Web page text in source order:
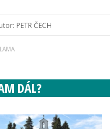
PETR ČECH
DÁL?